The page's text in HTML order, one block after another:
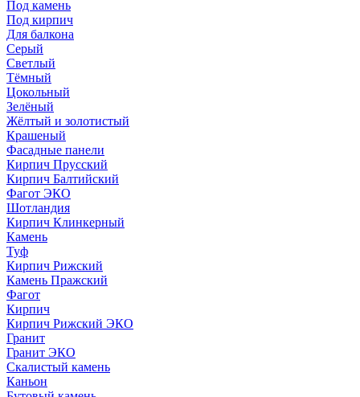
Под камень
Под кирпич
Для балкона
Серый
Светлый
Тёмный
Цокольный
Зелёный
Жёлтый и золотистый
Крашеный
Фасадные панели
Кирпич Прусский
Кирпич Балтийский
Фагот ЭКО
Шотландия
Кирпич Клинкерный
Камень
Туф
Кирпич Рижский
Камень Пражский
Фагот
Кирпич
Кирпич Рижский ЭКО
Гранит
Гранит ЭКО
Скалистый камень
Каньон